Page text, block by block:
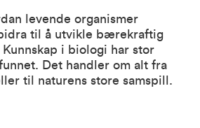
levende organismer
til å utvikle bærekraftig
i biologi har stor
Det handler om alt fra
til naturens store samspill.